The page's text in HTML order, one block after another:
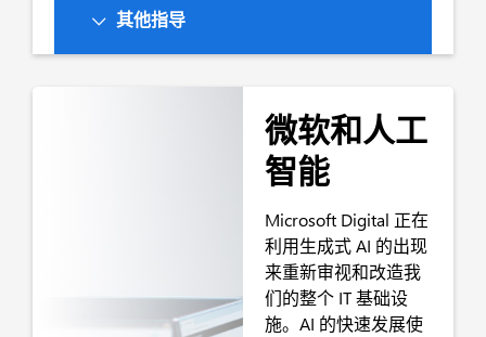
其他指导
微软和人工
智能
Microsoft Digital 正在
利用生成式 AI 的出现
来重新审视和改造我
们的整个 IT 基础设
施。AI 的快速发展使